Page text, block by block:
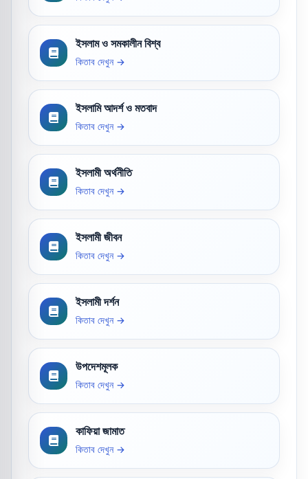
ইসলাম ও সমকালীন বিশ্ব
কিতাব দেখুন →
ইসলামি আদর্শ ও মতবাদ
কিতাব দেখুন →
ইসলামী অর্থনীতি
কিতাব দেখুন →
ইসলামী জীবন
কিতাব দেখুন →
ইসলামী দর্শন
কিতাব দেখুন →
উপদেশমূলক
কিতাব দেখুন →
কাফিয়া জামাত
কিতাব দেখুন →